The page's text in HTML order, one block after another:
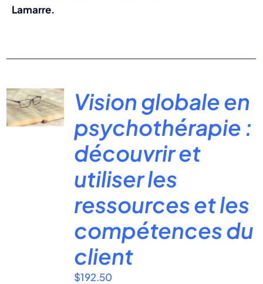
Lamarre.
Vision globale en
psychothérapie :
découvrir et
utiliser les
ressources et les
compétences du
client
$192.50